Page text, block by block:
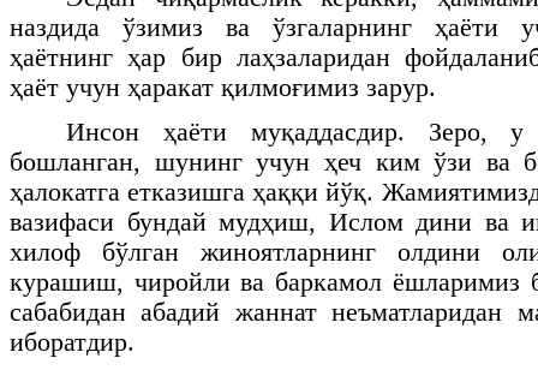
наздида ўзимиз ва ўзгаларнинг ҳаёти
ҳаётнинг ҳар бир лаҳзаларидан
ҳаёт учун ҳаракат қилмоғимиз зарур.
Инсон ҳаёти муқаддасдир. Зеро, у
бошланган, шунинг учун ҳеч ким ўзи ва
ҳалокатга етказишга ҳаққи йўқ.
вазифаси бундай мудҳиш, Ислом дини ва
хилоф бўлган жиноятларнинг олдини
курашиш, чиройли ва баркамол ёшларимиз
сабабидан абадий жаннат неъматларидан
иборатдир.